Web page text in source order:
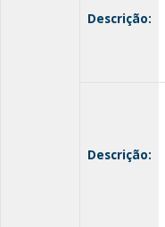
Descrição:
Descrição: